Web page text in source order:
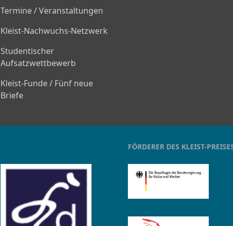
Termine / Veranstaltungen
Kleist-Nachwuchs-Netzwerk
Studentischer
Aufsatzwettbewerb
Kleist-Funde / Fünf neue
Briefe
FÖRDERER DES KLEIST-